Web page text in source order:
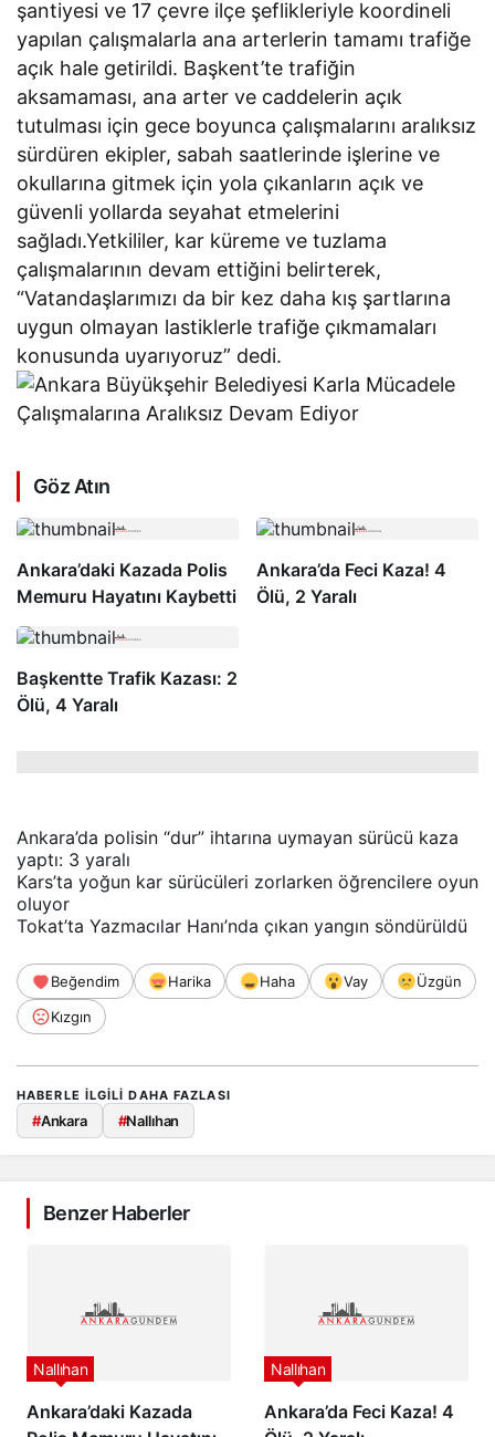
şantiyesi ve 17 çevre ilçe şeflikleriyle koordineli
yapılan çalışmalarla ana arterlerin tamamı trafiğe
açık hale getirildi. Başkent’te trafiğin
aksamaması, ana arter ve caddelerin açık
tutulması için gece boyunca çalışmalarını aralıksız
sürdüren ekipler, sabah saatlerinde işlerine ve
okullarına gitmek için yola çıkanların açık ve
güvenli yollarda seyahat etmelerini
sağladı.Yetkililer, kar küreme ve tuzlama
çalışmalarının devam ettiğini belirterek,
“Vatandaşlarımızı da bir kez daha kış şartlarına
uygun olmayan lastiklerle trafiğe çıkmamaları
konusunda uyarıyoruz” dedi.
Göz Atın
Ankara’daki Kazada Polis
Memuru Hayatını Kaybetti
Ankara’da Feci Kaza! 4
Ölü, 2 Yaralı
Başkentte Trafik Kazası: 2
Ölü, 4 Yaralı
Ankara’da polisin “dur” ihtarına uymayan sürücü kaza
yaptı: 3 yaralı
Kars’ta yoğun kar sürücüleri zorlarken öğrencilere oyun
oluyor
Tokat’ta Yazmacılar Hanı’nda çıkan yangın söndürüldü
Beğendim Harika Haha Vay
Üzgün
Kızgın
HABERLE ILGILI DAHA FAZLASI
#Ankara #Nallıhan
Benzer Haberler
Ankara’daki Kazada
Nallıhan
Ankara’da Feci Kaza! 4
Nallıhan